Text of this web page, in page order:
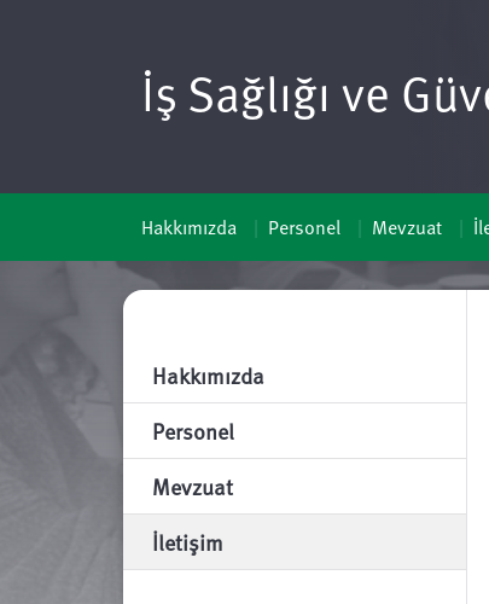
İş Sağlığı ve
Hakkımızda Personel Mevzuat
Hakkımızda
Personel
Mevzuat
İletişim